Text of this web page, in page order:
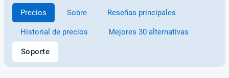
Precios Sobre Reseñas principales
Historial de precios Mejores 30 alternativas
Soporte